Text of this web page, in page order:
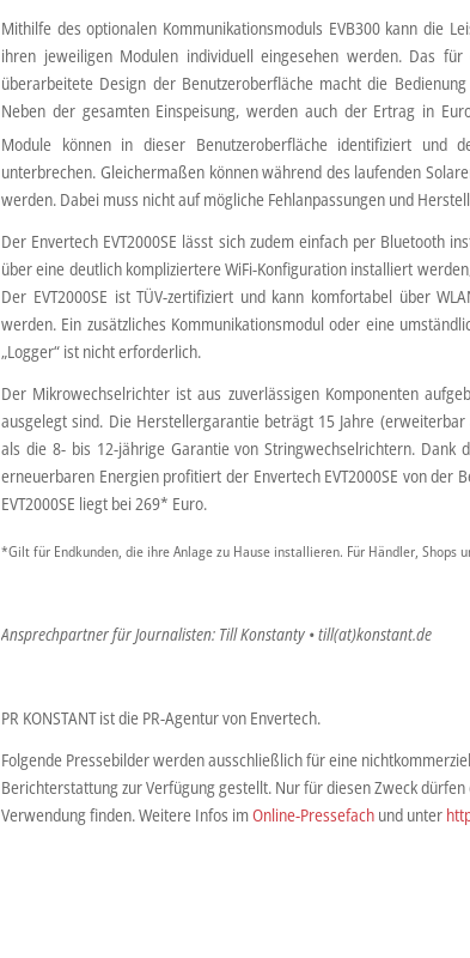
Mithilfe des optionalen Kommunikationsmoduls EVB300 kann die
ihren jeweiligen Modulen individuell eingesehen werden. Das
überarbeitete Design der Benutzeroberfläche macht die
Neben der gesamten Einspeisung, werden auch der Ertrag in
Module können in dieser Benutzeroberfläche identifiziert und
unterbrechen. Gleichermaßen können während des laufenden
werden. Dabei muss nicht auf mögliche Fehlanpassungen und
Der Envertech EVT2000SE lässt sich zudem einfach per Bluetooth
über eine deutlich kompliziertere WiFi-Konfiguration installiert
Der EVT2000SE ist TÜV-zertifiziert und kann komfortabel über
werden. Ein zusätzliches Kommunikationsmodul oder eine
„Logger“ ist nicht erforderlich.
Der Mikrowechselrichter ist aus zuverlässigen Komponenten
ausgelegt sind. Die Herstellergarantie beträgt 15 Jahre
als die 8- bis 12-jährige Garantie von Stringwechselrichtern. Dank
erneuerbaren Energien profitiert der Envertech EVT2000SE von der
EVT2000SE liegt bei 269* Euro.
*Gilt für Endkunden, die ihre Anlage zu Hause installieren. Für Händler, Shops
Ansprechpartner für Journalisten: Till Konstanty • till(at)konstant.de
PR KONSTANT ist die PR-Agentur von Envertech.
Folgende Pressebilder werden ausschließlich für eine
Berichterstattung zur Verfügung gestellt. Nur für diesen Zweck
Verwendung finden. Weitere Infos imOnline-Pressefach und unter